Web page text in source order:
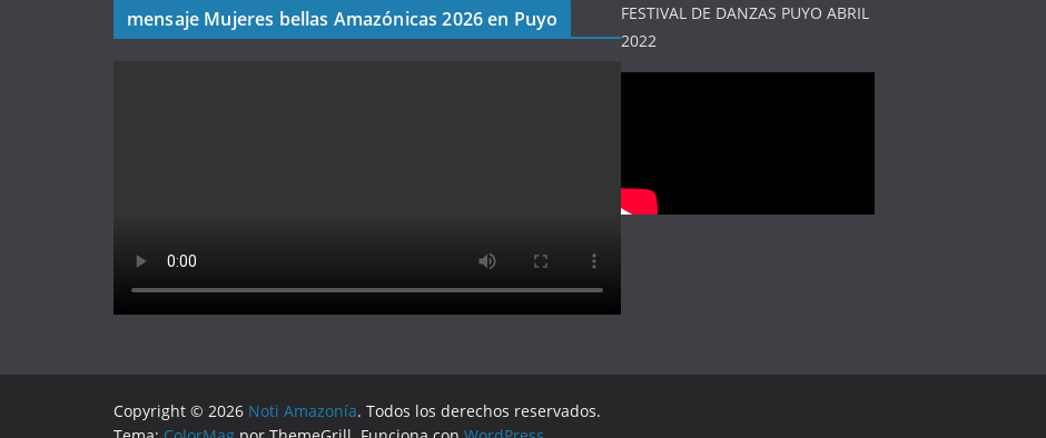
mensaje Mujeres bellas Amazónicas 2026 en Puyo
FESTIVAL DE DANZAS PUYO ABRIL
2022
Copyright © 2026 Noti Amazonía. Todos los derechos reservados.